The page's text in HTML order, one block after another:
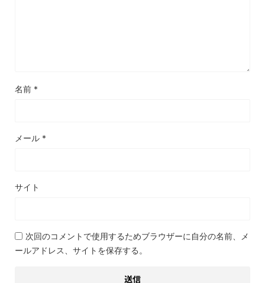
名前 *
メール *
サイト
次回のコメントで使用するためブラウザーに自分の名前、メ
ールアドレス、サイトを保存する。